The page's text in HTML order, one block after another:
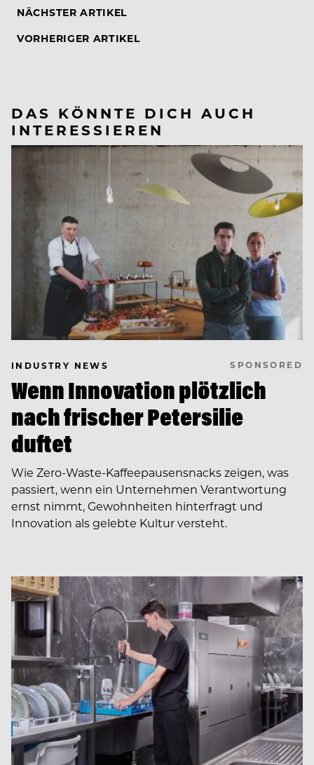
NÄCHSTER ARTIKEL
VORHERIGER ARTIKEL
DAS KÖNNTE DICH AUCH
INTERESSIEREN
INDUSTRY NEWS SPONSORED
Wenn Innovation plötzlich
nach frischer Petersilie
duftet
Wie Zero-Waste-Kaffeepausensnacks zeigen, was
passiert, wenn ein Unternehmen Verantwortung
ernst nimmt, Gewohnheiten hinterfragt und
Innovation als gelebte Kultur versteht.